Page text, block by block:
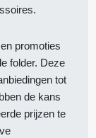
promoties
folder. Deze
tot
de kans
prijzen te